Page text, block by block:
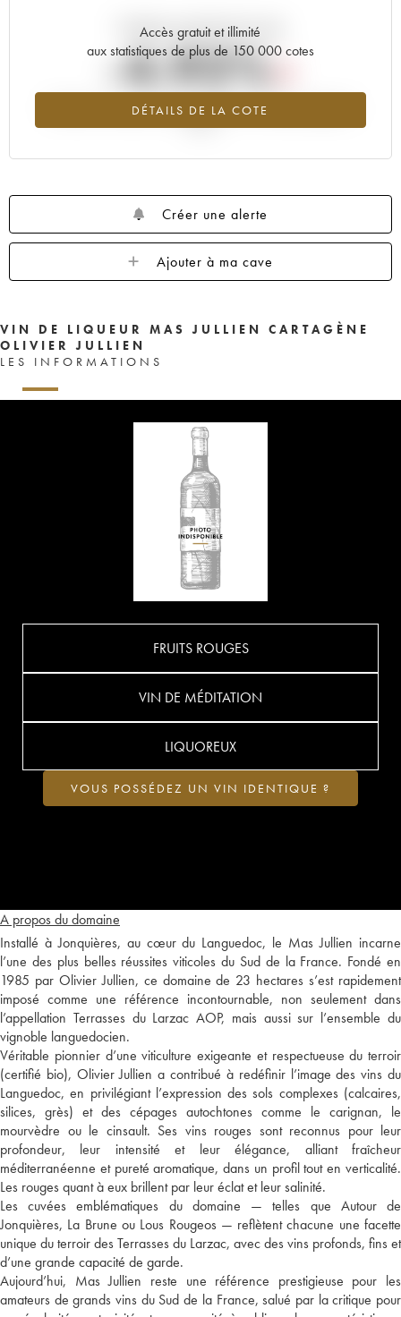
Accès gratuit et illimité
aux statistiques de plus de 150 000 cotes
DÉTAILS DE LA COTE
Tendance actuelle de la cote
-4.92%
Tendance à la baisse du millésime 2015 en 2026 par rapport à
Créer une alerte
Ajouter à ma cave
VIN DE LIQUEUR MAS JULLIEN CARTAGÈNE
OLIVIER JULLIEN
LES INFORMATIONS
A propos du domaine
Installé à Jonquières, au cœur du Languedoc, le Mas Jullien incarne
l’une des plus belles réussites viticoles du Sud de la France. Fondé en
1985 par Olivier Jullien, ce domaine de 23 hectares s’est rapidement
imposé comme une référence incontournable, non seulement dans
l’appellation Terrasses du Larzac AOP, mais aussi sur l’ensemble du
vignoble languedocien.
Véritable pionnier d’une viticulture exigeante et respectueuse du terroir
(certifié bio), Olivier Jullien a contribué à redéfinir l’image des vins du
Languedoc, en privilégiant l’expression des sols complexes (calcaires,
silices, grès) et des cépages autochtones comme le carignan, le
mourvèdre ou le cinsault. Ses vins rouges sont reconnus pour leur
profondeur, leur intensité et leur élégance, alliant fraîcheur
méditerranéenne et pureté aromatique, dans un profil tout en verticalité.
Les rouges quant à eux brillent par leur éclat et leur salinité.
Les cuvées emblématiques du domaine — telles que Autour de
Jonquières, La Brune ou Lous Rougeos — reflètent chacune une facette
unique du terroir des Terrasses du Larzac, avec des vins profonds, fins et
d’une grande capacité de garde.
Aujourd’hui, Mas Jullien reste une référence prestigieuse pour les
amateurs de grands vins du Sud de la France, salué par la critique pour
FRUITS ROUGES
VIN DE MÉDITATION
LIQUOREUX
VOUS POSSÉDEZ UN VIN IDENTIQUE ?